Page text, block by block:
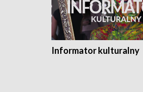
Informator kulturalny